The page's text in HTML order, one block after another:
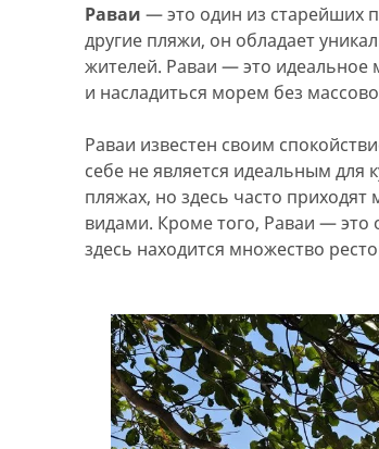
Раваи — это один из старейших
другие пляжи, он обладает
жителей. Раваи — это идеальное
и насладиться морем без
Раваи известен своим
себе не является идеальным для
пляжах, но здесь часто
видами. Кроме того, Раваи — это
здесь находится множество